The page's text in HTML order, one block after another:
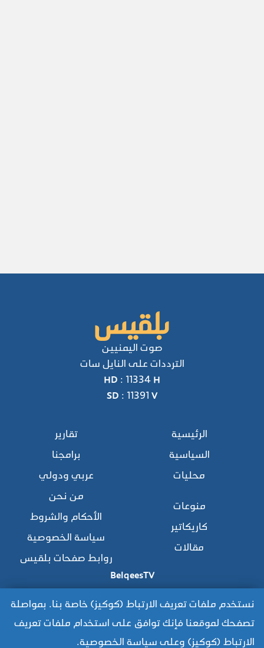
نستخدم ملفات تعريف الارتباط (كوكيز) خاصة بنا. بمواصلة
تصفحك لموقعنا فإنك توافق على استخدام ملفات تعريف
الارتباط (كوكيز) وعلى سياسة الخصوصية.
صوت اليمنيين
الترددات على النايل سات
HD : 11334 H
SD : 11391 V
الرئيسية
السياسية
محليات
تقارير
برامجنا
عربي ودولي
منوعات
كاريكاتير
مقالات
من نحن
الأحكام والشروط
سياسة الخصوصية
روابط صفحات بلقيس
BelqeesTV
للوصول للموقع القديم:
https://www.old.belqees.net